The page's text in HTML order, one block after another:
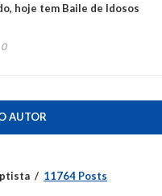
hoje tem Baile de Idosos
0
AUTOR
11764 Posts